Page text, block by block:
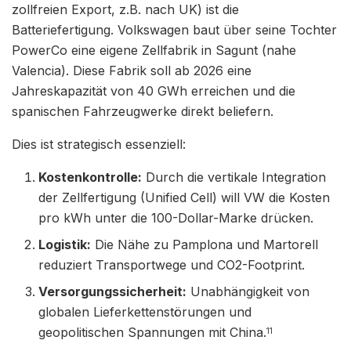
zollfreien Export, z.B. nach UK) ist die
Batteriefertigung. Volkswagen baut über seine Tochter
PowerCo eine eigene Zellfabrik in Sagunt (nahe
Valencia). Diese Fabrik soll ab 2026 eine
Jahreskapazität von 40 GWh erreichen und die
spanischen Fahrzeugwerke direkt beliefern.
Dies ist strategisch essenziell:
Kostenkontrolle: Durch die vertikale Integration
der Zellfertigung (Unified Cell) will VW die Kosten
pro kWh unter die 100-Dollar-Marke drücken.
Logistik: Die Nähe zu Pamplona und Martorell
reduziert Transportwege und CO2-Footprint.
Versorgungssicherheit: Unabhängigkeit von
globalen Lieferkettenstörungen und
geopolitischen Spannungen mit China.11